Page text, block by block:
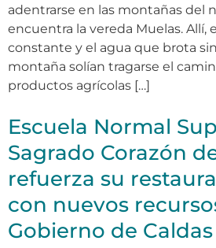
adentrarse en las montañas del
encuentra la vereda Muelas. Allí,
constante y el agua que brota
montaña solían tragarse el
productos agrícolas […]
Escuela Normal
Sagrado Corazón
refuerza su
con nuevos
Gobierno de Caldas